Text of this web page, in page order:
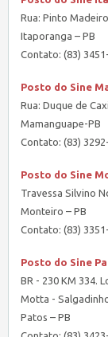
Rua: Pinto
Itaporanga – PB
Contato: (83)
Posto do Sine
Rua: Duque de
Mamanguape-PB
Contato: (83)
Posto do Sine
Travessa Silvino
Monteiro – PB
Contato: (83)
Posto do Sine
BR - 230 KM 334.
Motta -
Patos – PB